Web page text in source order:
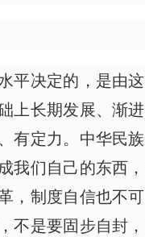
平决定的，是由
上长期发展、渐
有定力。中华民
我们自己的东西
，制度自信也不
不是要固步自封